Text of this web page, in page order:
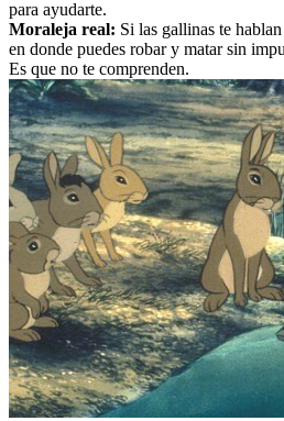
para ayudarte.
Moraleja real: Si las gallinas te
en donde puedes robar y matar sin
Es que no te comprenden.